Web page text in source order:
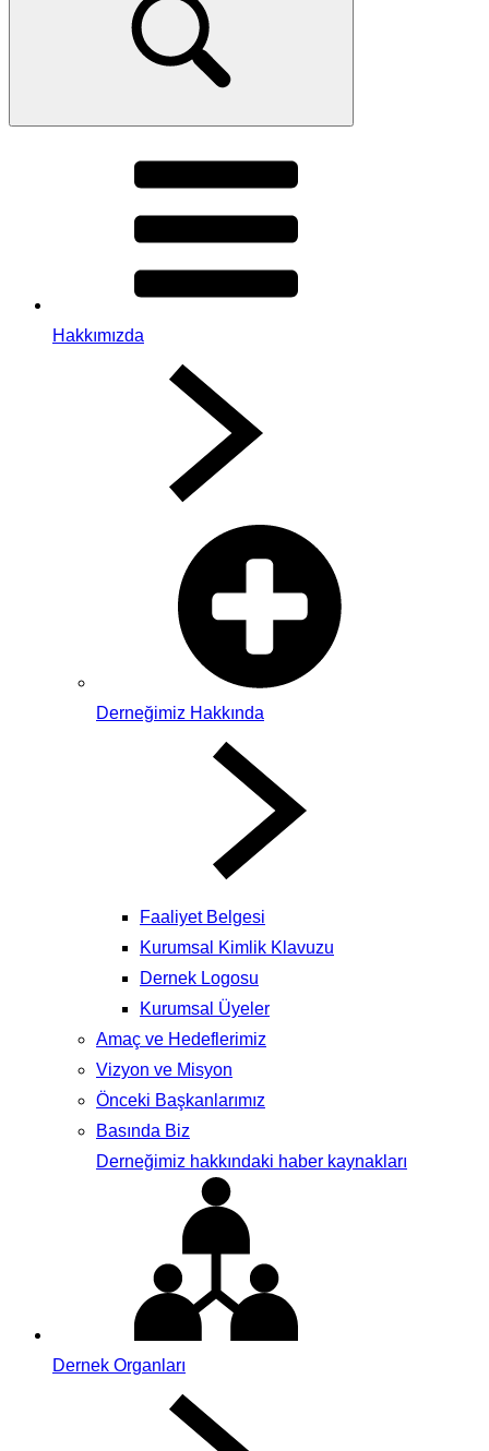
Hakkımızda
Derneğimiz Hakkında
Faaliyet Belgesi
Kurumsal Kimlik Klavuzu
Dernek Logosu
Kurumsal Üyeler
Amaç ve Hedeflerimiz
Vizyon ve Misyon
Önceki Başkanlarımız
Basında Biz
Derneğimiz hakkındaki haber kaynakları
Dernek Organları